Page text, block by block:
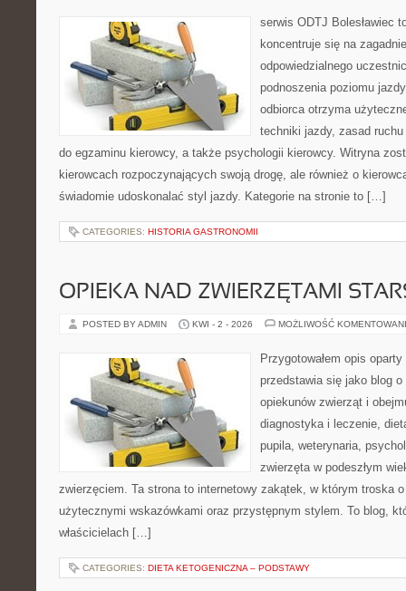
serwis ODTJ Bolesławiec
koncentruje się na
odpowiedzialnego
podnoszenia poziomu
odbiorca otrzyma
techniki jazdy, zasad
do egzaminu kierowcy, a także psychologii kierowcy. Witryna
kierowcach rozpoczynających swoją drogę, ale również o
świadomie udoskonalać styl jazdy. Kategorie na stronie to […]
CATEGORIES: HISTORIA GASTRONOMII
OPIEKA NAD ZWIERZĘTAMI
POSTED BY ADMIN KWI - 2 - 2026 MOŻLIWOŚĆ
Przygotowałem opis
przedstawia się jako blog
opiekunów zwierząt i
diagnostyka i leczenie,
pupila, weterynaria,
zwierzęta w podeszłym
zwierzęciem. Ta strona to internetowy zakątek, w którym troska
użytecznymi wskazówkami oraz przystępnym stylem. To blog,
właścicielach […]
CATEGORIES: DIETA KETOGENICZNA – PODSTAWY